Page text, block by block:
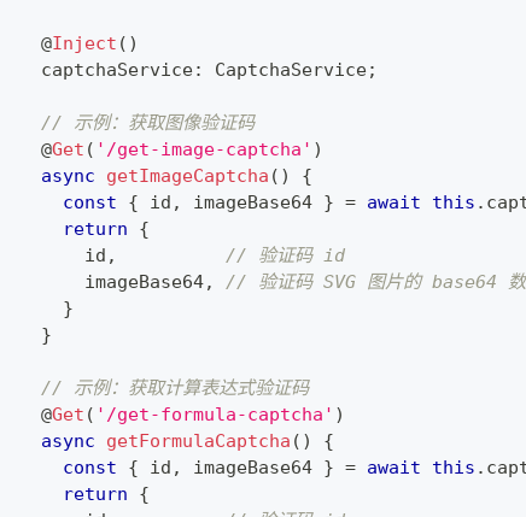
@Inject ( )
  captchaService
: CaptchaService;
// 示例：获取图像验证码
@Get ( '/get-image-captcha' )
async
getImageCaptcha ( )
{
const
{ id , imageBase64 } = await this .
return
{
      id
,
// 验证码 id
      imageBase64
,
// 验证码 SVG 图片的 base64 数
}
}
// 示例：获取计算表达式验证码
@Get ( '/get-formula-captcha' )
async
getFormulaCaptcha ( )
{
const
{ id , imageBase64 } = await this .
return
{